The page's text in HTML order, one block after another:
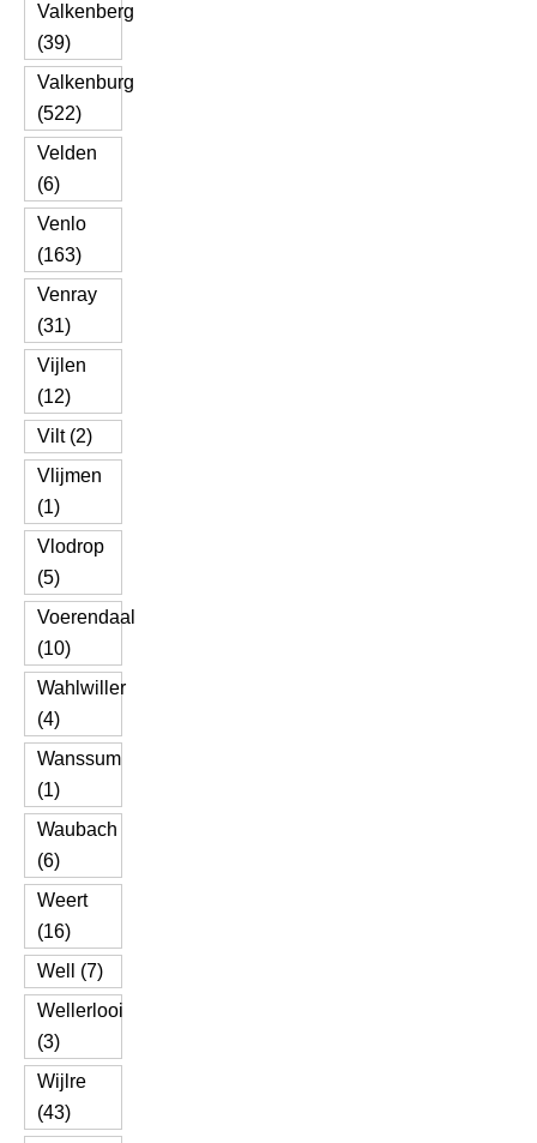
Valkenberg
(39)
Valkenburg
(522)
Velden
(6)
Venlo
(163)
Venray
(31)
Vijlen
(12)
Vilt (2)
Vlijmen
(1)
Vlodrop
(5)
Voerendaal
(10)
Wahlwiller
(4)
Wanssum
(1)
Waubach
(6)
Weert
(16)
Well (7)
Wellerlooi
(3)
Wijlre
(43)